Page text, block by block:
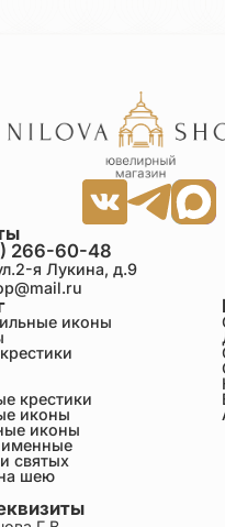
иконы
крестики
иконы
иконы
святых
шею
266-60-48
я Лукина, д.9